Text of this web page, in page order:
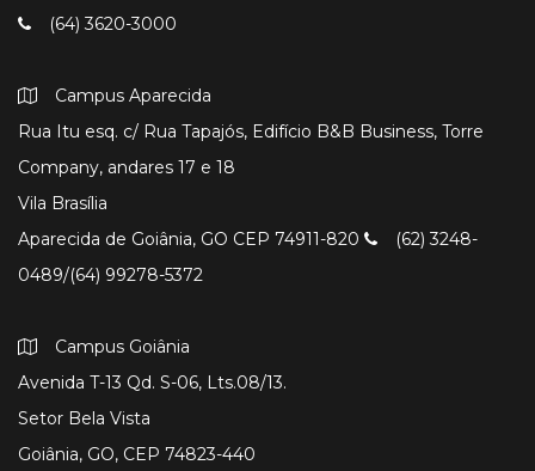
(64) 3620-3000
Campus Aparecida
Rua Itu esq. c/ Rua Tapajós, Edifício B&B Business, Torre
Company, andares 17 e 18
Vila Brasília
Aparecida de Goiânia, GO CEP 74911-820
(62) 3248-
0489/(64) 99278-5372
Campus Goiânia
Avenida T-13 Qd. S-06, Lts.08/13.
Setor Bela Vista
Goiânia, GO, CEP 74823-440